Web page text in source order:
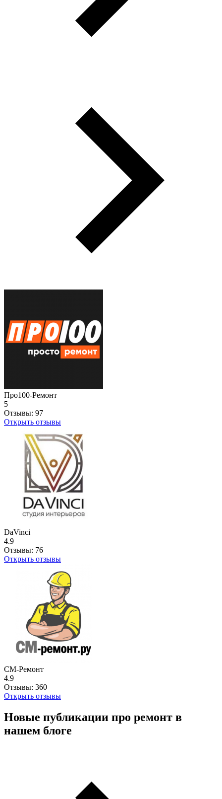
Про100-Ремонт
5
Отзывы: 97
Открыть отзывы
DaVinci
4.9
Отзывы: 76
Открыть отзывы
СМ-Ремонт
4.9
Отзывы: 360
Открыть отзывы
Новые публикации про ремонт в
нашем блоге